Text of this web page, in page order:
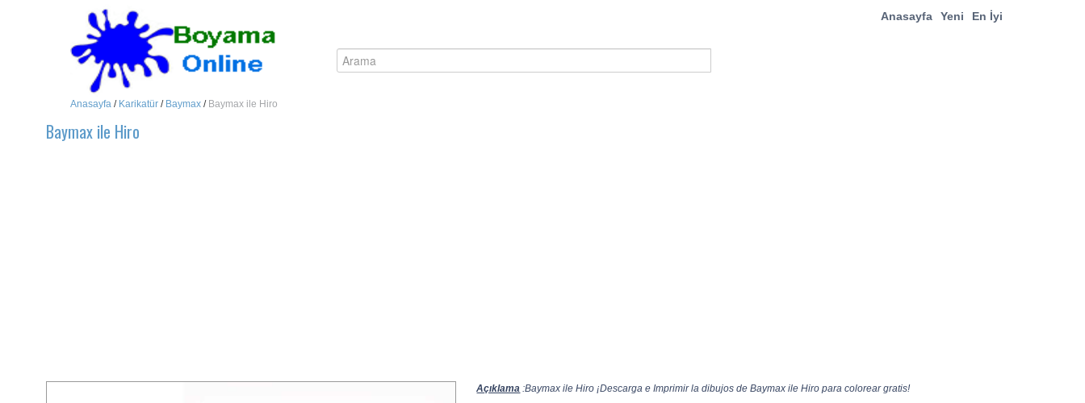
Anasayfa Yeni En İyi
Anasayfa / Karikatür / Baymax / Baymax ile Hiro
Baymax ile Hiro
Açıklama :Baymax ile Hiro ¡Descarga e Imprimir la dibujos de Baymax ile Hiro para colorear gratis!